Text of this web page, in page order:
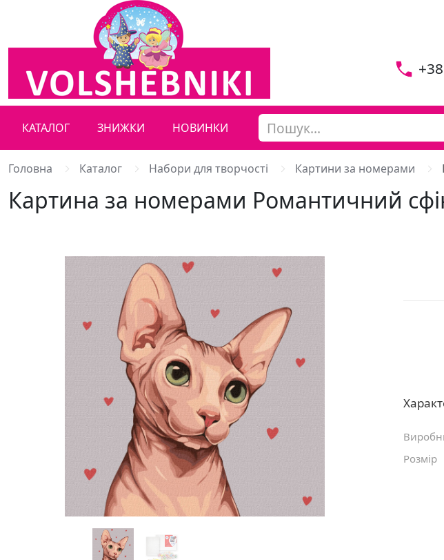
КАТАЛОГ ЗНИЖКИ НОВИНКИ
Головна Каталог Набори для творчості Картини за номерами
Картина за номерами Романтичний